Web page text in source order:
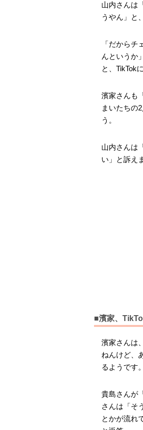
山内さんは
うやん」と
「だから
んというか
と、TikTok
濱家さんも
まいたちの
う。
山内さんは
い」と訴え
■濱家、
濱家さんは
ねんけど、
るようです。
貴島さんが
さんは「そ
とかが流れ